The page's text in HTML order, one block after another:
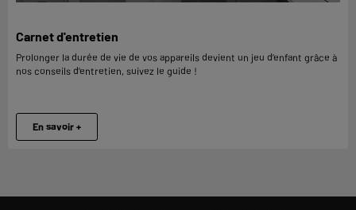
Carnet d'entretien
Prolonger la durée de vie de vos appareils devient un jeu d’enfant grâce à
nos conseils d’entretien, suivez le guide !
En savoir +